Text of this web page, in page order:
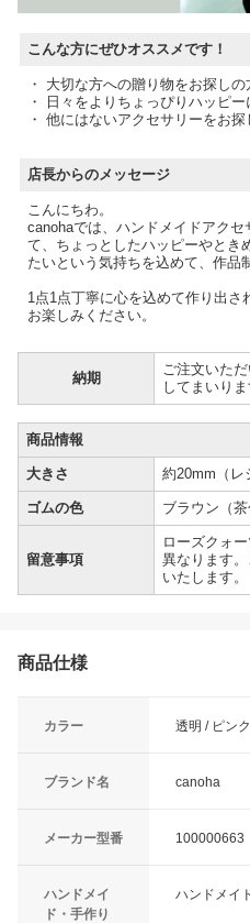
こんな方にぜひオススメです！
・ 大切な方への贈り物をお探しの
・ 日々をよりちょっぴりハッピー
・ 他にはないアクセサリーをお探
店長からのメッセージ
こんにちわ。
canohaでは、ハンドメイドアク
て、ちょっとしたハッピーやとき
たいという気持ちを込めて、作品
1点1点丁寧に心を込めて作り出
お楽しみください。
納期
ご注文いた
してまいりま
商品情報
大きさ 約20mm（レ
ゴムの色 ブラウン（茶
留意事項
ローズクォ
異なります
いたします。
商品仕様
カラー 透明 / ピンク
ブランド名 canoha
メーカー型番 100000663
ハンドメイ
ド・手作り
ハンドメイ